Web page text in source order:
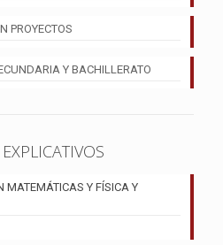
PROYECTOS
Y BACHILLERATO
MATEMÁTICAS Y FÍSICA Y